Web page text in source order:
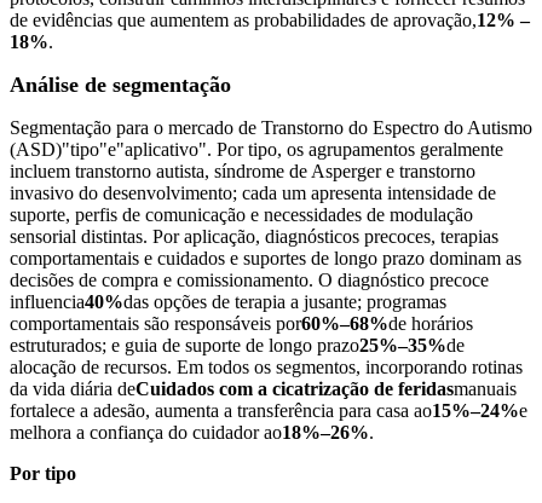
de evidências que aumentem as probabilidades de aprovação,12% –
18%.
Análise de segmentação
Segmentação para o mercado de Transtorno do Espectro do Autismo
(ASD)"tipo"e"aplicativo". Por tipo, os agrupamentos geralmente
incluem transtorno autista, síndrome de Asperger e transtorno
invasivo do desenvolvimento; cada um apresenta intensidade de
suporte, perfis de comunicação e necessidades de modulação
sensorial distintas. Por aplicação, diagnósticos precoces, terapias
comportamentais e cuidados e suportes de longo prazo dominam as
decisões de compra e comissionamento. O diagnóstico precoce
influencia40%das opções de terapia a jusante; programas
comportamentais são responsáveis ​​por60%–68%de horários
estruturados; e guia de suporte de longo prazo25%–35%de
alocação de recursos. Em todos os segmentos, incorporando rotinas
da vida diária deCuidados com a cicatrização de feridasmanuais
fortalece a adesão, aumenta a transferência para casa ao15%–24%e
melhora a confiança do cuidador ao18%–26%.
Por tipo